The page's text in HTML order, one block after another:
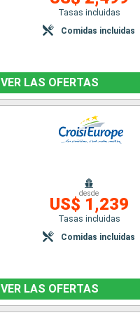
Tasas incluidas
Comidas incluidas
VER LAS OFERTAS
desde
US$ 1,239
Tasas incluidas
Comidas incluidas
VER LAS OFERTAS